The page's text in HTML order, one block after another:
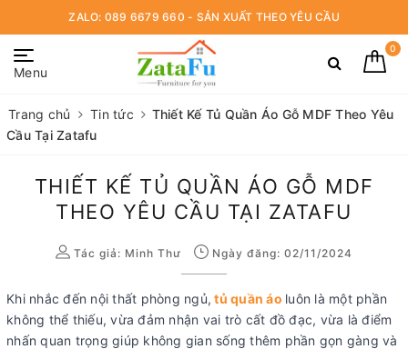
ZALO: 089 6679 660 - SẢN XUẤT THEO YÊU CẦU
Menu
0
Trang chủ Tin tức
Thiết Kế Tủ Quần Áo Gỗ MDF Theo Yêu
Cầu Tại Zatafu
THIẾT KẾ TỦ QUẦN ÁO GỖ MDF
THEO YÊU CẦU TẠI ZATAFU
Tác giả: Minh Thư Ngày đăng: 02/11/2024
Khi nhắc đến nội thất phòng ngủ, tủ quần áo luôn là một phần
không thể thiếu, vừa đảm nhận vai trò cất đồ đạc, vừa là điểm
nhấn quan trọng giúp không gian sống thêm phần gọn gàng và